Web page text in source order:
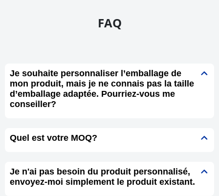
FAQ
Je souhaite personnaliser l’emballage de
mon produit, mais je ne connais pas la taille
d’emballage adaptée. Pourriez-vous me
conseiller?
Quel est votre MOQ?
Je n'ai pas besoin du produit personnalisé,
envoyez-moi simplement le produit existant.